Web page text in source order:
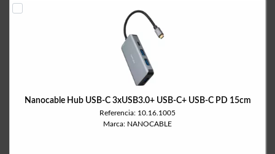
Nanocable Hub USB-C 3xUSB3.0+ USB-C+ USB-C PD 15cm
Referencia: 10.16.1005
Marca: NANOCABLE